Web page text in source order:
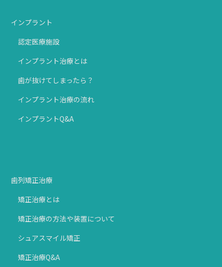
インプラント
認定医療施設
インプラント治療とは
歯が抜けてしまったら？
インプラント治療の流れ
インプラントQ&A
歯列矯正治療
矯正治療とは
矯正治療の方法や装置について
シュアスマイル矯正
矯正治療Q&A